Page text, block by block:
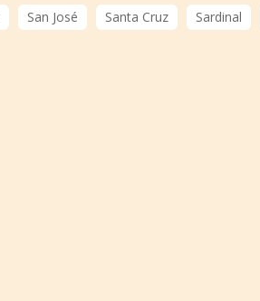
San José Santa Cruz Sardinal